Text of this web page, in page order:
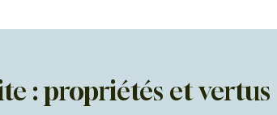
: propriétés et vertus